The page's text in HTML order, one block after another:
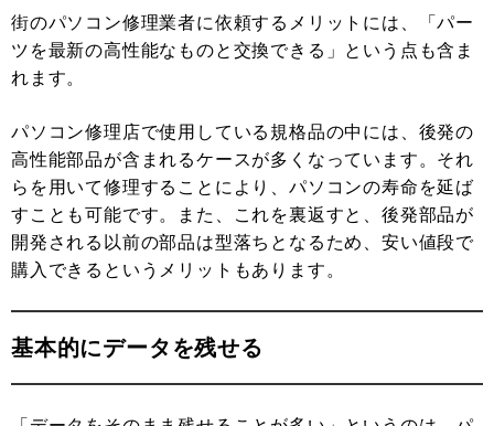
街のパソコン修理業者に依頼するメリットには、「パー
ツを最新の高性能なものと交換できる」という点も含ま
れます。
パソコン修理店で使用している規格品の中には、後発の
高性能部品が含まれるケースが多くなっています。それ
らを用いて修理することにより、パソコンの寿命を延ば
すことも可能です。また、これを裏返すと、後発部品が
開発される以前の部品は型落ちとなるため、安い値段で
購入できるというメリットもあります。
基本的にデータを残せる